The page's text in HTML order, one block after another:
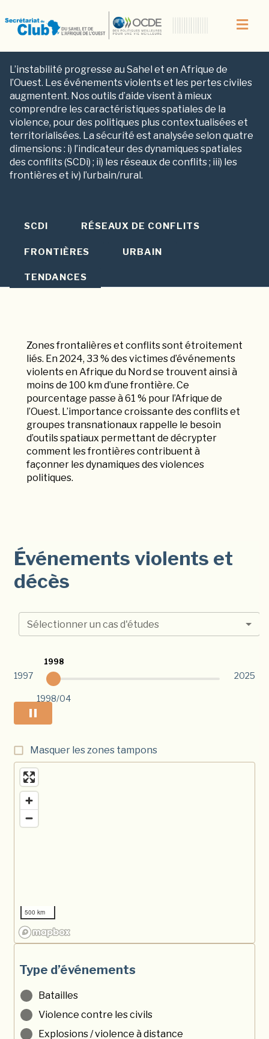
SÉCURITÉ
L’instabilité progresse au Sahel et en Afrique de
l’Ouest. Les événements violents et les pertes civiles
augmentent. Nos outils d’aide visent à mieux
comprendre les caractéristiques spatiales de la
violence, pour des politiques plus contextualisées et
territorialisées. La sécurité est analysée selon quatre
dimensions : i) l’indicateur des dynamiques spatiales
des conflits (SCDi) ; ii) les réseaux de conflits ; iii) les
frontières et iv) l’urbain/rural.
SCDI RÉSEAUX DE CONFLITS
FRONTIÈRES URBAIN
TENDANCES
Zones frontalières et conflits sont étroitement
liés. En 2024, 33 % des victimes d’événements
violents en Afrique du Nord se trouvent ainsi à
moins de 100 km d’une frontière. Ce
pourcentage passe à 61 % pour l’Afrique de
l’Ouest. L’importance croissante des conflits et
groupes transnationaux rappelle le besoin
d’outils spatiaux permettant de décrypter
comment les frontières contribuent à
façonner les dynamiques des violences
politiques.